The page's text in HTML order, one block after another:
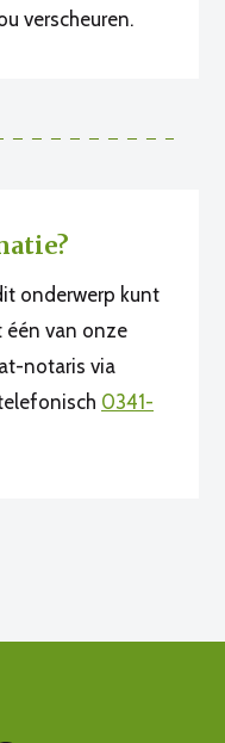
verscheuren.
onderwerp kunt
van onze
notaris via
0341-